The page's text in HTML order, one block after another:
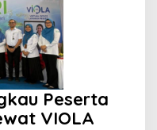
Peserta
VIOLA